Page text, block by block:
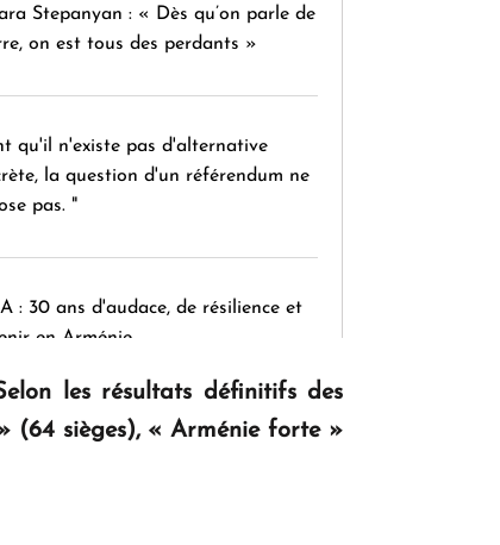
Stepanyan : « Dès qu’on parle de
on est tous des perdants »
qu'il n'existe pas d'alternative
la question d'un référendum ne
pas. "
: 30 ans d'audace, de résilience et
en Arménie
hôtel Hyatt Regency
les résultats définitifs des
(64 sièges), « Arménie forte »